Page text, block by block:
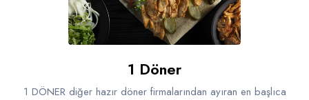
Ev Hizmetleri
Turizm - Eğlence
Market FMGC - Katlı Mağaza
Oyuncak ve Hediyelik
Gayrimenkul
Güvenlik - Temizlik
1 Döner
1 DÖNER diğer hazır döner firmalarından ayıran en başlıca